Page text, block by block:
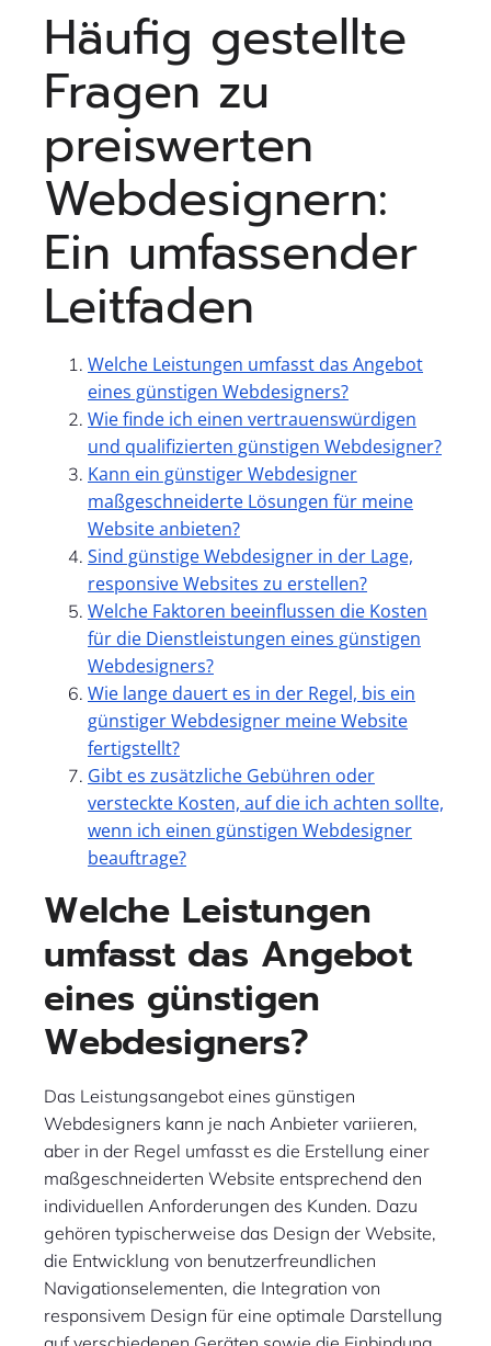
Häufig gestellte
Fragen zu
preiswerten
Webdesignern:
Ein umfassender
Leitfaden
Welche Leistungen umfasst das Angebot
eines günstigen Webdesigners?
Wie finde ich einen vertrauenswürdigen
und qualifizierten günstigen Webdesigner?
Kann ein günstiger Webdesigner
maßgeschneiderte Lösungen für meine
Website anbieten?
Sind günstige Webdesigner in der Lage,
responsive Websites zu erstellen?
Welche Faktoren beeinflussen die Kosten
für die Dienstleistungen eines günstigen
Webdesigners?
Wie lange dauert es in der Regel, bis ein
günstiger Webdesigner meine Website
fertigstellt?
Gibt es zusätzliche Gebühren oder
versteckte Kosten, auf die ich achten sollte,
wenn ich einen günstigen Webdesigner
beauftrage?
Welche Leistungen
umfasst das Angebot
eines günstigen
Webdesigners?
Das Leistungsangebot eines günstigen
Webdesigners kann je nach Anbieter variieren,
aber in der Regel umfasst es die Erstellung einer
maßgeschneiderten Website entsprechend den
individuellen Anforderungen des Kunden. Dazu
gehören typischerweise das Design der Website,
die Entwicklung von benutzerfreundlichen
Navigationselementen, die Integration von
responsivem Design für eine optimale Darstellung